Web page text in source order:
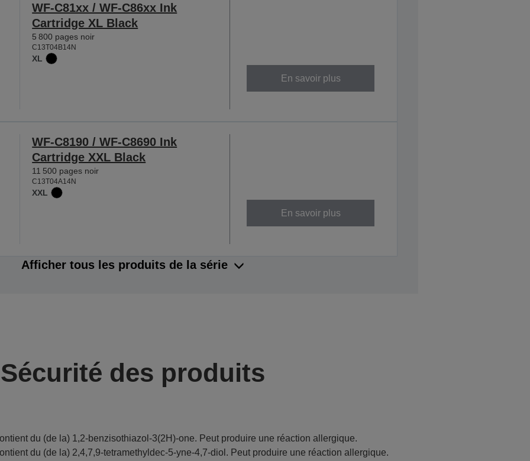
WF-C81xx / WF-C86xx Ink
Cartridge XL Black
5 800 pages noir
C13T04B14N
XL
En savoir plus
WF-C8190 / WF-C8690 Ink
Cartridge XXL Black
11 500 pages noir
C13T04A14N
XXL
En savoir plus
Afficher tous les produits de la série
Sécurité des produits
du (de la) 1,2-benzisothiazol-3(2H)-one. Peut produire une réaction allergique.
du (de la) 2,4,7,9-tetramethyldec-5-yne-4,7-diol. Peut produire une réaction allergique.